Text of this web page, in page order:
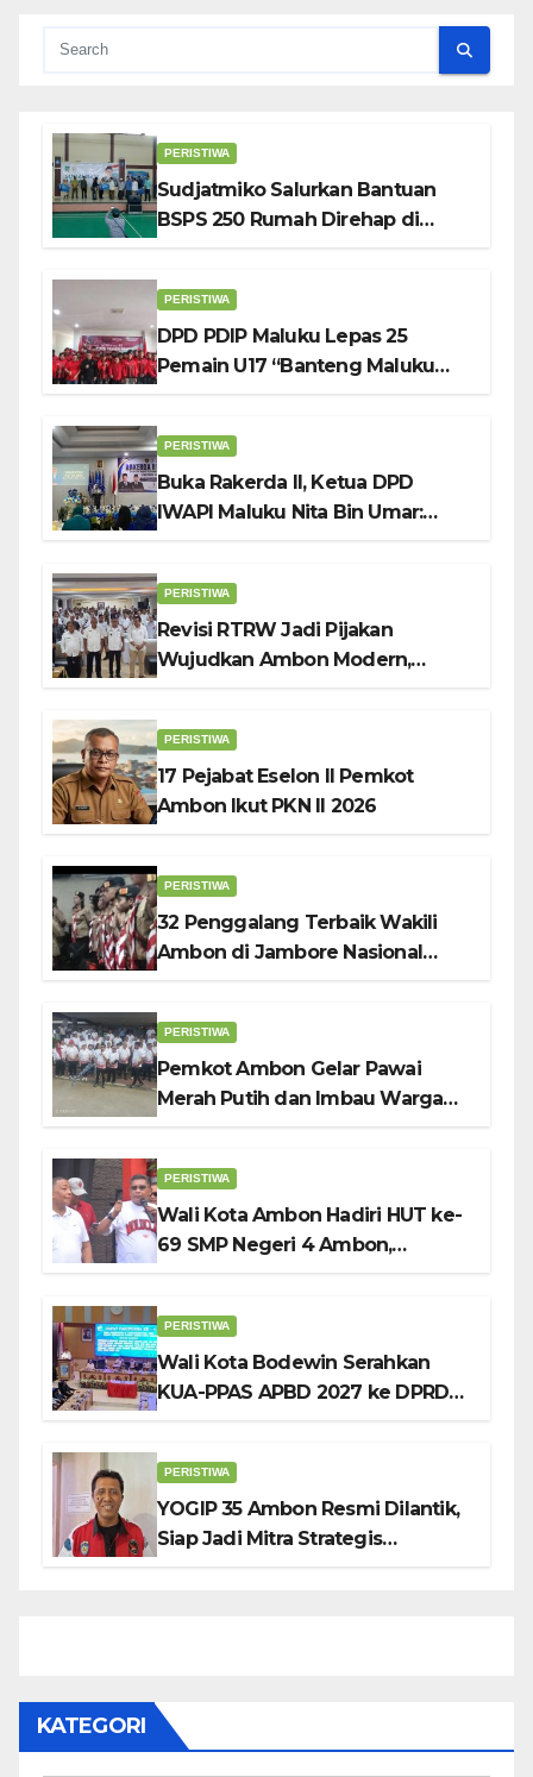
PERISTIWA
Sudjatmiko Salurkan Bantuan
BSPS 250 Rumah Direhap di
PERISTIWA
DPD PDIP Maluku Lepas 25
Pemain U17 “Banteng Maluku
PERISTIWA
Buka Rakerda II, Ketua DPD
IWAPI Maluku Nita Bin Umar:
PERISTIWA
Revisi RTRW Jadi Pijakan
Wujudkan Ambon Modern,
PERISTIWA
17 Pejabat Eselon II Pemkot
Ambon Ikut PKN II 2026
PERISTIWA
32 Penggalang Terbaik Wakili
Ambon di Jambore Nasional
PERISTIWA
Pemkot Ambon Gelar Pawai
Merah Putih dan Imbau Warga
PERISTIWA
Wali Kota Ambon Hadiri HUT ke-
69 SMP Negeri 4 Ambon,
PERISTIWA
Wali Kota Bodewin Serahkan
KUA-PPAS APBD 2027 ke DPRD
PERISTIWA
YOGIP 35 Ambon Resmi Dilantik,
Siap Jadi Mitra Strategis
KATEGORI